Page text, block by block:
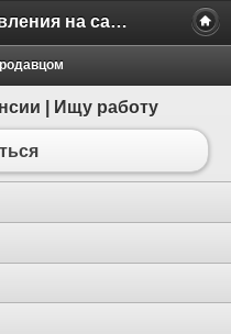
Бесплатные объявления на сайте MILAMO.ru
| Ищу работу